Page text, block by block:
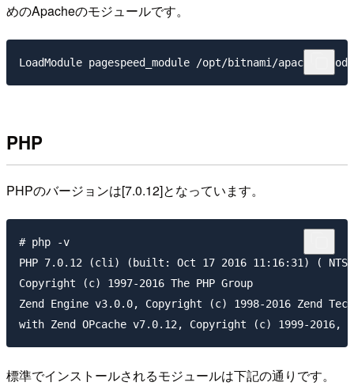
めのApacheのモジュールです。
PHP
PHPのバージョンは[7.0.12]となっています。
# php -v
PHP 7.0.12 (cli) (built: Oct 17 2016 11:16:31) ( NTS
Copyright (c) 1997-2016 The PHP Group
Zend Engine v3.0.0, Copyright (c) 1998-2016 Zend
標準でインストールされるモジュールは下記の通りです。